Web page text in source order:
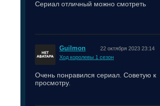
Сериал отличный можно смотреть
Guilmon
22 октября 2023 23:14
Ход королевы 1 сезон
Очень понравился сериал. Советую к
просмотру.